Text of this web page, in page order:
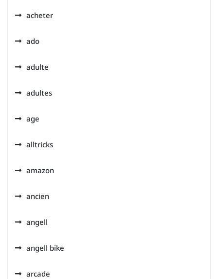
acheter
ado
adulte
adultes
age
alltricks
amazon
ancien
angell
angell bike
arcade